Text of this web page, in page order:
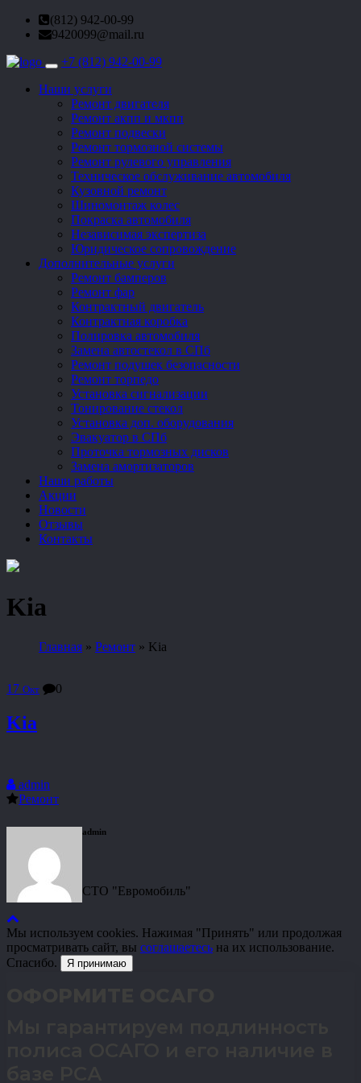
(812) 942-00-99
9420099@mail.ru
Toggle
+7 (812) 942-00-99
Наши услуги
Ремонт двигателя
Ремонт акпп и мкпп
Ремонт подвески
Ремонт тормозной системы
Ремонт рулевого управления
Техническое обслуживание автомобиля
Кузовной ремонт
Шиномонтаж колес
Покраска автомобиля
Независимая экспертиза
Юридическое сопровождение
Дополнительные услуги
Ремонт бамперов
Ремонт фар
Контрактный двигатель
Контрактная коробка
Полировка автомобиля
Замена автостекол в СПб
Ремонт подушек безопасности
Ремонт торпедо
Установка сигнализации
Тонирование стекол
Установка доп. оборудования
Эвакуатор в СПб
Проточка тормозных дисков
Замена амортизаторов
Наши работы
Акции
Новости
Отзывы
Контакты
Kia
Главная » Ремонт » Kia
17 Окт 0
Kia
admin
Ремонт
admin
СТО "Евромобиль"
Мы используем cookies. Нажимая "Принять" или продолжая
просматривать сайт, вы соглашаетесь на их использование.
Спасибо.
Я принимаю